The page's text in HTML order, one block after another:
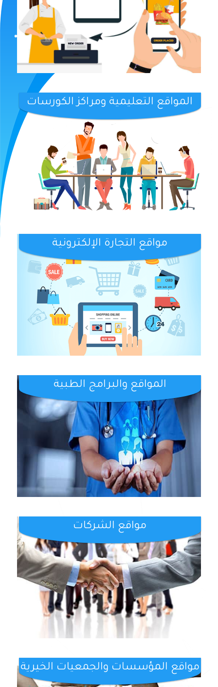
المواقع التعليمية ومراكز الكورسات
مواقع التجارة الإلكترونية
المواقع والبرامج الطبية
مواقع الشركات
مواقع المؤسسات والجمعيات الخيرية